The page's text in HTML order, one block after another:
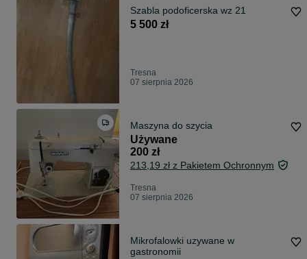
Szabla podoficerska wz 21
5 500 zł
Tresna
07 sierpnia 2026
Maszyna do szycia
Używane
200 zł
213,19 zł z Pakietem Ochronnym
Tresna
07 sierpnia 2026
Mikrofalowki uzywane w
gastronomii